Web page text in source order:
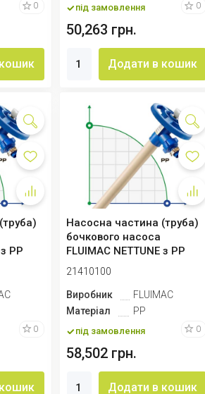
0 під замовлення 0
50,263 грн.
Додати в кошик
PP
0
Насосна частина (труба)
бочкового насоса
FLUIMAC NETTUNE з PP
(вал HASTELLOY ...
21410100
Виробник
FLUIMAC
Матеріал
PP
під замовлення 0
58,502 грн.
Додати в кошик